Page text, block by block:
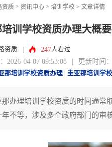
资质 > 资讯中心 > 培训学校 > 文章详情
训学校资质办理大概
资质 247人看过
2026-04-07 09:53:08 | 更新时间
那培训学校资质办理 圭亚那培训学
那办理培训学校资质的时间通常
不等，涉及多个政府部门的审